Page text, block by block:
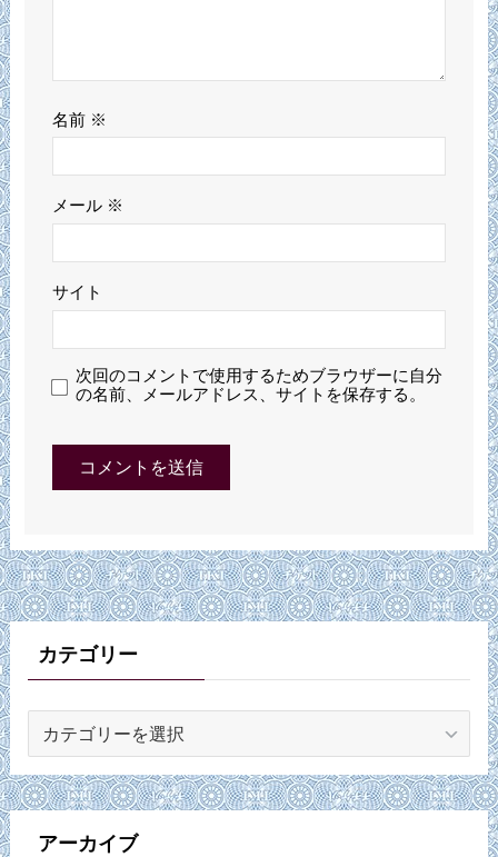
名前 ※
メール ※
サイト
次回のコメントで使用するためブラウザーに自分
の名前、メールアドレス、サイトを保存する。
カテゴリー
ゴ
リ
ーアーカイブ